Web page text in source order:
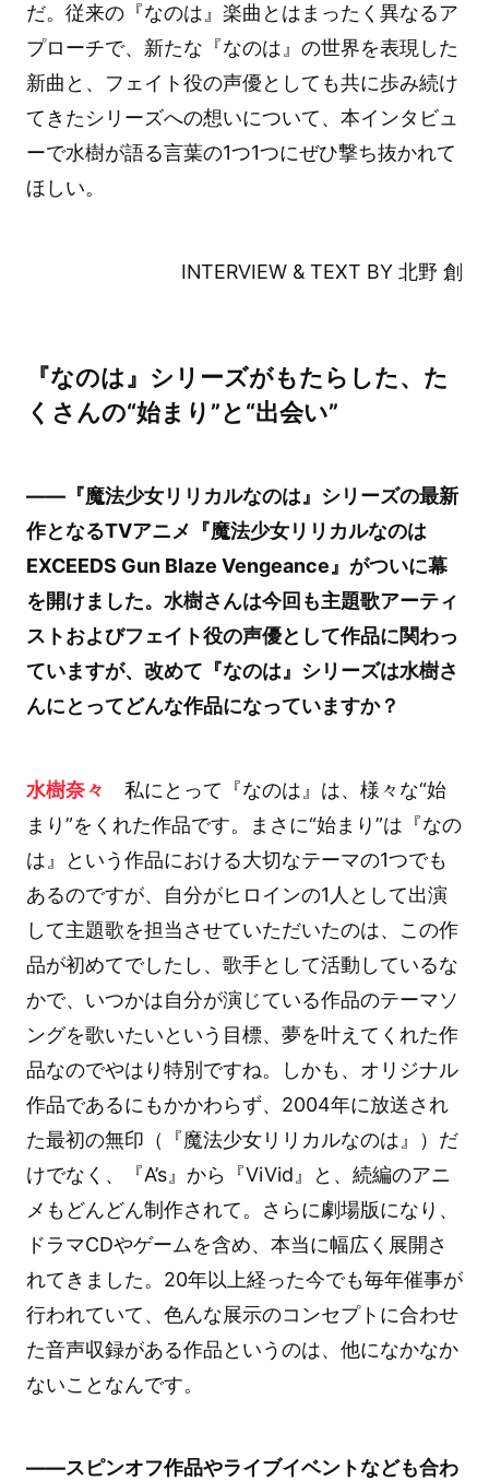
だ。従来の『なのは』楽曲とはまったく異なるア
プローチで、新たな『なのは』の世界を表現した
新曲と、フェイト役の声優としても共に歩み続け
てきたシリーズへの想いについて、本インタビュ
ーで水樹が語る言葉の1つ1つにぜひ撃ち抜かれて
ほしい。
INTERVIEW & TEXT BY 北野 創
『なのは』シリーズがもたらした、た
くさんの“始まり”と“出会い”
――『魔法少女リリカルなのは』シリーズの最新
作となるTVアニメ『魔法少女リリカルなのは
EXCEEDS Gun Blaze Vengeance』がついに幕
を開けました。水樹さんは今回も主題歌アーティ
ストおよびフェイト役の声優として作品に関わっ
ていますが、改めて『なのは』シリーズは水樹さ
んにとってどんな作品になっていますか？
水樹奈々
私にとって『なのは』は、様々な“始
まり”をくれた作品です。まさに“始まり”は『なの
は』という作品における大切なテーマの1つでも
あるのですが、自分がヒロインの1人として出演
して主題歌を担当させていただいたのは、この作
品が初めてでしたし、歌手として活動しているな
かで、いつかは自分が演じている作品のテーマソ
ングを歌いたいという目標、夢を叶えてくれた作
品なのでやはり特別ですね。しかも、オリジナル
作品であるにもかかわらず、2004年に放送され
た最初の無印（『魔法少女リリカルなのは』）だ
けでなく、『A’s』から『ViVid』と、続編のアニ
メもどんどん制作されて。さらに劇場版になり、
ドラマCDやゲームを含め、本当に幅広く展開さ
れてきました。20年以上経った今でも毎年催事が
行われていて、色んな展示のコンセプトに合わせ
た音声収録がある作品というのは、他になかなか
ないことなんです。
――スピンオフ作品やライブイベントなども合わ